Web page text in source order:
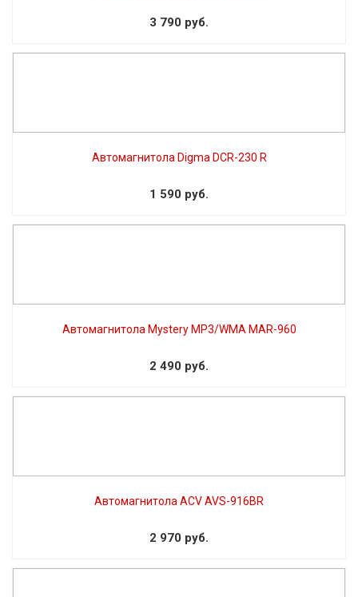
3 790 руб.
Автомагнитола Digma DCR-230 R
1 590 руб.
Автомагнитола Mystery MP3/WMA MAR-960
2 490 руб.
Автомагнитола ACV AVS-916BR
2 970 руб.